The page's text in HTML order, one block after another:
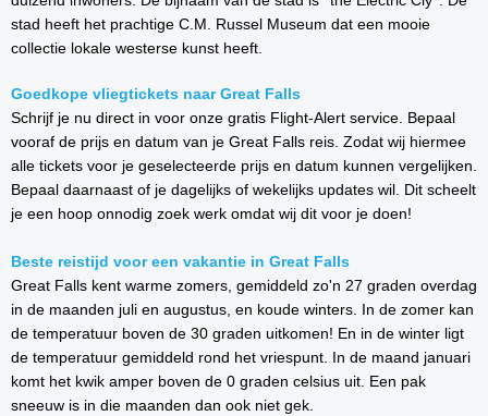
stad heeft het prachtige C.M. Russel Museum dat een mooie
collectie lokale westerse kunst heeft.
Goedkope vliegtickets naar Great Falls
Schrijf je nu direct in voor onze gratis Flight-Alert service. Bepaal
vooraf de prijs en datum van je Great Falls reis. Zodat wij hiermee
alle tickets voor je geselecteerde prijs en datum kunnen vergelijken.
Bepaal daarnaast of je dagelijks of wekelijks updates wil. Dit scheelt
je een hoop onnodig zoek werk omdat wij dit voor je doen!
Beste reistijd voor een vakantie in Great Falls
Great Falls kent warme zomers, gemiddeld zo'n 27 graden overdag
in de maanden juli en augustus, en koude winters. In de zomer kan
de temperatuur boven de 30 graden uitkomen! En in de winter ligt
de temperatuur gemiddeld rond het vriespunt. In de maand januari
komt het kwik amper boven de 0 graden celsius uit. Een pak
sneeuw is in die maanden dan ook niet gek.